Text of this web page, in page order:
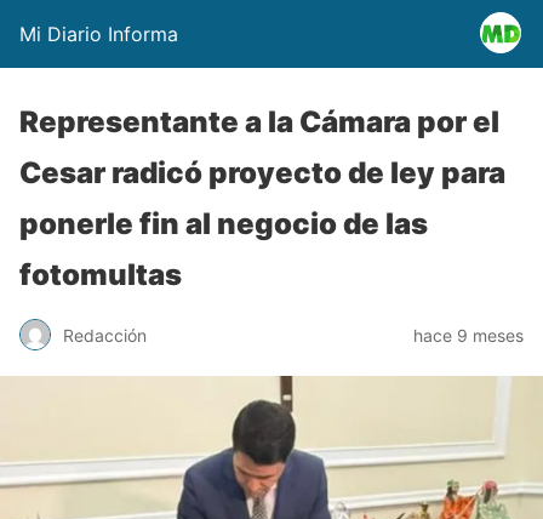
Mi Diario Informa
Representante a la Cámara por el
Cesar radicó proyecto de ley para
ponerle fin al negocio de las
fotomultas
Redacción hace 9 meses